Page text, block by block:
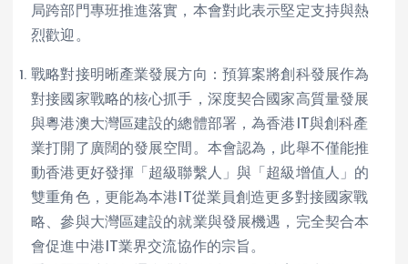
局跨部門專班推進落實，本會對此表示堅定支持與熱
烈歡迎。
戰略對接明晰產業發展方向：預算案將創科發展作為
對接國家戰略的核心抓手，深度契合國家高質量發展
與粵港澳大灣區建設的總體部署，為香港IT與創科產
業打開了廣闊的發展空間。本會認為，此舉不僅能推
動香港更好發揮「超級聯繫人」與「超級增值人」的
雙重角色，更能為本港IT從業員創造更多對接國家戰
略、參與大灣區建設的就業與發展機遇，完全契合本
會促進中港IT業界交流協作的宗旨。